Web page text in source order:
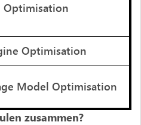
Optimisation
Optimisation
Model Optimisation
zusammen?